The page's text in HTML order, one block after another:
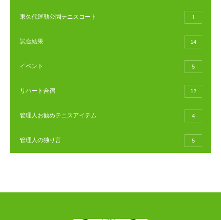
東久代運動公園テニスコート 1
試合結果 14
イベント 5
リハート合宿 12
管理人お勧めテニスアイテム 4
管理人の独り言 5